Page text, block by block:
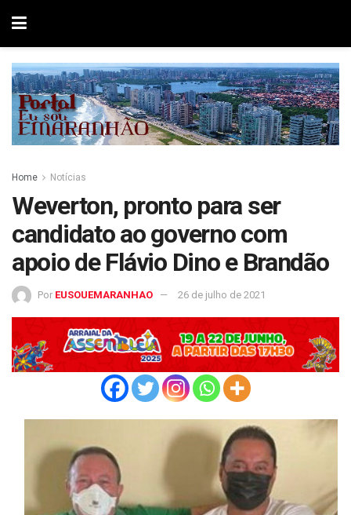
Home Notícias
Weverton, pronto para ser
candidato ao governo com
apoio de Flávio Dino e Brandão
Por EUSOUEMARANHAO 26 de julho de 2021